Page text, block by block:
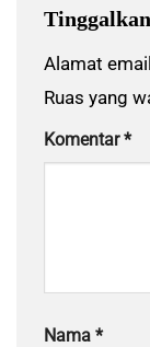
Alamat
Ruas yang
Komentar*
Nama *